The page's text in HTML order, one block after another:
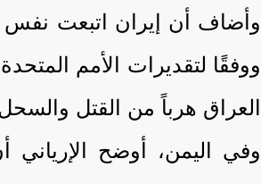
وأضاف أن إيران اتبعت نفس
العراق هرباً من القتل والسحل
وفي اليمن، أوضح الإرياني